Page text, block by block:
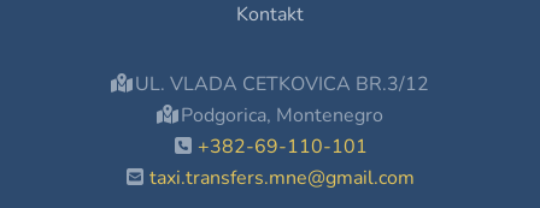
Kontakt
UL. VLADA CETKOVICA BR.3/12
Podgorica, Montenegro
+382-69-110-101
taxi.transfers.mne@gmail.com